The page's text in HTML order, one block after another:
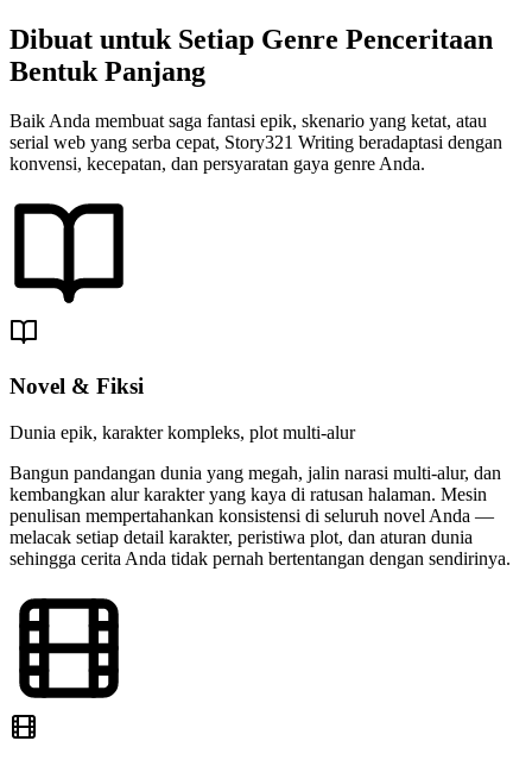
Dibuat untuk Setiap Genre Penceritaan
Bentuk Panjang
Baik Anda membuat saga fantasi epik, skenario yang ketat, atau
serial web yang serba cepat, Story321 Writing beradaptasi dengan
konvensi, kecepatan, dan persyaratan gaya genre Anda.
Novel & Fiksi
Dunia epik, karakter kompleks, plot multi-alur
Bangun pandangan dunia yang megah, jalin narasi multi-alur, dan
kembangkan alur karakter yang kaya di ratusan halaman. Mesin
penulisan mempertahankan konsistensi di seluruh novel Anda —
melacak setiap detail karakter, peristiwa plot, dan aturan dunia
sehingga cerita Anda tidak pernah bertentangan dengan sendirinya.